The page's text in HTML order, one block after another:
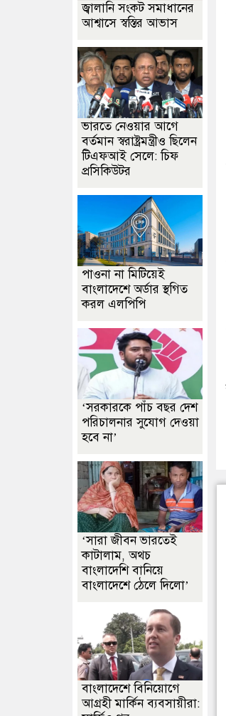
জ্বালানি সংকট সমাধানের
আশ্বাসে স্বস্তির আভাস
ভারতে নেওয়ার আগে
বর্তমান স্বরাষ্ট্রমন্ত্রীও ছিলেন
টিএফআই সেলে: চিফ
প্রসিকিউটর
পাওনা না মিটিয়েই
বাংলাদেশে অর্ডার স্থগিত
করল এলপিপি
‘সরকারকে পাঁচ বছর দেশ
পরিচালনার সুযোগ দেওয়া
হবে না’
‘সারা জীবন ভারতেই
কাটালাম, অথচ
বাংলাদেশি বানিয়ে
বাংলাদেশে ঠেলে দিলো’
বাংলাদেশে বিনিয়োগে
আগ্রহী মার্কিন ব্যবসায়ীরা: